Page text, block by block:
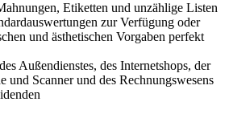
Etiketten und unzählige Listen
zur Verfügung oder
und ästhetischen Vorgaben perfekt
Außendienstes, des Internetshops, der
und Scanner und des Rechnungswesens